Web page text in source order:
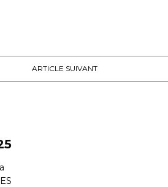
ARTICLE SUIVANT